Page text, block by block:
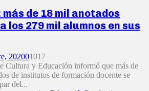
de 18 mil anotados
los 279 mil alumnos en sus
202001017
Cultura y Educación informó que más de
de institutos de formación docente se
del...